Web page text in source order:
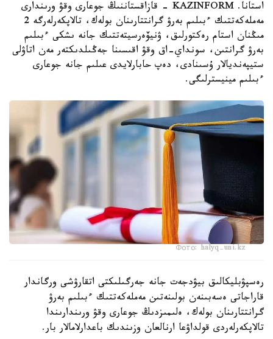
استانا. KAZINFORM - قازاقستاننىڭ جوعارى وقۋ ورىندارى
مەملەكەتتىك ءبىلىم بەرۋ گرانتتارىنان بولەك، تالاپكەرلەرگە 2
مىڭنان استام رەكتورلىق، ۋنيۆەرسيتەتتىك جانە ىشكى ءبىلىم
بەرۋ گرانتىن، سونداي-اق وقۋ اقىسىنا جەڭىلدىكتەر مەن اتاۋلى
ستيپەنديالار ۇسىنادى، دەپ حابارلايدى عىلىم جانە جوعارى
ءبىلىم مينيسترلىگى.
Фото: halyq-uni.kz
رەسپۋبليكالىق بيۋدجەت جانە جەرگىلىكتى اتقارۋشى ورگاندار
قاراجاتى ەسەبىنەن بولىنەتىن مەملەكەتتىك ءبىلىم بەرۋ
گرانتتارىنان بولەك، ەلىمىزدىڭ جوعارى وقۋ ورىندارىندا
تالاپكەرلەردى قولداۋعا ارنالعان وزىندىك باعدارلامالار بار.